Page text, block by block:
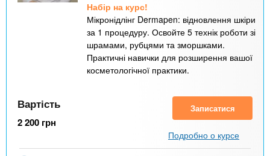
Набір на курс!
Мікронідлінг Dermapen: відновлення шкіри
за 1 процедуру. Освойте 5 технік роботи зі
шрамами, рубцями та зморшками.
Практичні навички для розширення вашої
косметологічної практики.
Вартість
2 200 грн
Записатися
Подробно о курсе